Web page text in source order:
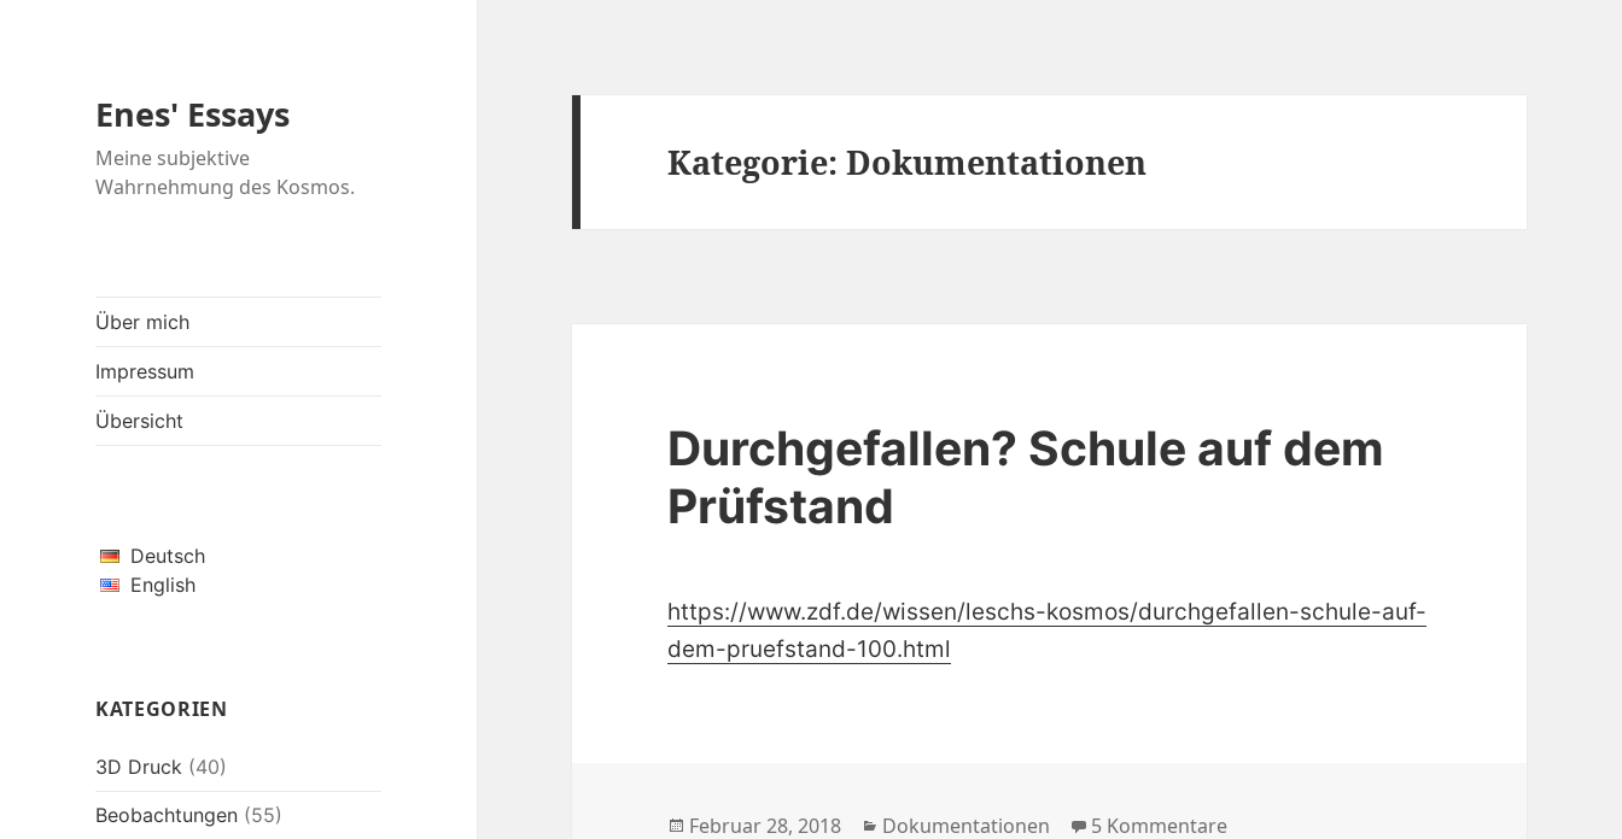
Enes' Essays
Meine subjektive
Wahrnehmung des Kosmos.
Über mich
Impressum
Übersicht
Deutsch
English
KATEGORIEN
3D Druck (40)
Beobachtungen (55)
Kategorie:Dokumentationen
Durchgefallen? Schule auf dem
Prüfstand
https://www.zdf.de/wissen/leschs-kosmos/durchgefallen-schule-auf-
dem-pruefstand-100.html
Veröffentlicht
Februar 28, 2018 Kategorien
Dokumentationen 5 Kommentarezu Durchgefallen? Schule auf dem